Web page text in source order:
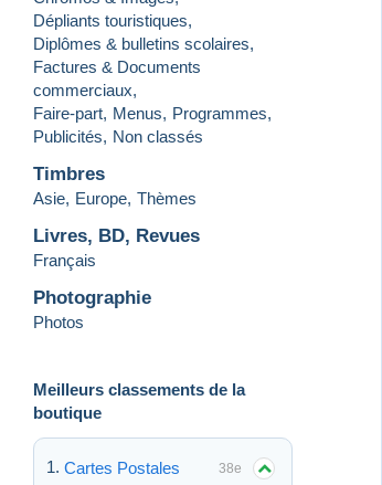
Dépliants touristiques,
Diplômes & bulletins scolaires,
Factures & Documents
commerciaux,
Faire-part, Menus, Programmes,
Publicités, Non classés
Timbres
Asie, Europe, Thèmes
Livres, BD, Revues
Français
Photographie
Photos
Meilleurs classements de la
boutique
Cartes Postales 38e